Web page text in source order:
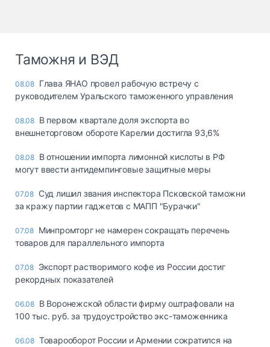
Таможня и ВЭД
08.08 Глава ЯНАО провел рабочую встречу с
руководителем Уральского таможенного управления
08.08 В первом квартале доля экспорта во
внешнеторговом обороте Карелии достигла 93,6%
08.08 В отношении импорта лимонной кислоты в РФ
могут ввести антидемпинговые защитные меры
07.08 Суд лишил звания инспектора Псковской таможни
за кражу партии гаджетов с МАПП "Бурачки"
07.08 Минпромторг не намерен сокращать перечень
товаров для параллельного импорта
07.08 Экспорт растворимого кофе из России достиг
рекордных показателей
06.08 В Воронежской области фирму оштрафовали на
100 тыс. руб. за трудоустройство экс-таможенника
06.08 Товарооборот России и Армении сократился на